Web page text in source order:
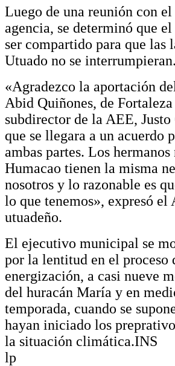
Luego de una reunión con el
agencia, se determinó que
ser compartido para que las
Utuado no se interrumpieran.
«Agradezco la aportación
Abid Quiñones, de
subdirector de la AEE, Justo
que se llegara a un acuerdo
ambas partes. Los hermanos
Humacao tienen la misma
nosotros y lo razonable es
lo que tenemos», expresó el
utuadeño.
El ejecutivo municipal se
por la lentitud en el proceso
energización, a casi nueve
del huracán María y en
temporada, cuando se
hayan iniciado los
la situación climática.INS
lp